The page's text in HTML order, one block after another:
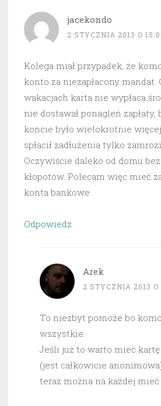
jacekondo
2 STYCZNIA 2013 O
Kolega miał przypadek, że
konto za niezapłacony mandat.
wakacjach karta nie wypłaca
nie dostawał ponagleń
koncie było wielokrotnie
spłacił zadłużenia tylko
Oczywiście daleko od domu
kłopotów. Polecam więc mieć
konta bankowe.
Odpowiedz
Arek
2 STYCZNIA 2013 O
To niezbyt pomoże bo
wszystkie.
Jeśli już to warto mieć kartę
(jest całkowicie
teraz można na każdej mieć